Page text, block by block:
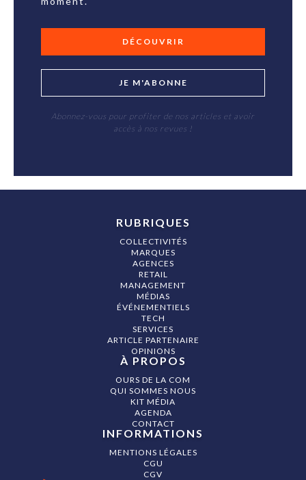
DÉCOUVRIR
JE M'ABONNE
Abonnez-vous pour profiter de nos articles et avoir
accès à nos revues !
RUBRIQUES
COLLECTIVITÉS
MARQUES
AGENCES
RETAIL
MANAGEMENT
MÉDIAS
ÉVÉNEMENTIELS
TECH
SERVICES
ARTICLE PARTENAIRE
OPINIONS
À PROPOS
OURS DE LA COM
QUI SOMMES NOUS
KIT MÉDIA
AGENDA
CONTACT
INFORMATIONS
MENTIONS LÉGALES
CGU
CGV